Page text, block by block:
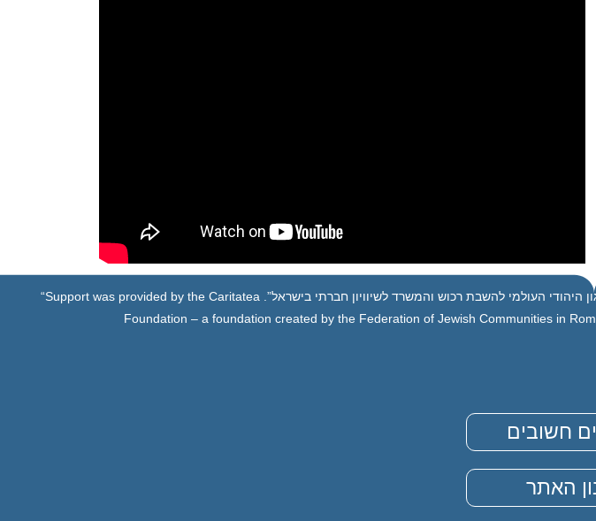
היהודי העולמי להשבת רכוש והמשרד לשיוויון חברתי בישראל”. “Support was provided by the Caritatea
Foundation – a foundation created by the Federation of Jewish Communities in
חשובים
האתר